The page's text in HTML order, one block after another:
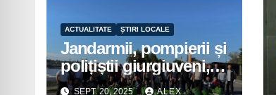
ACTUALITATE ȘTIRI LOCALE
Jandarmii, pompierii și
polițiștii giurgiuveni,
implicați în acțiuni de
SEPT. 20, 2025 ALEX